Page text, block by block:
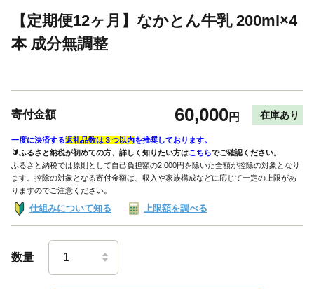
【定期便12ヶ月】なかとん牛乳 200ml×4
本 成分無調整
寄付金額 60,000円 在庫あり
一度に決済する返礼品数は３つ以内を推奨しております。
🔰ふるさと納税が初めての方、詳しく知りたい方はこちらでご確認ください。
ふるさと納税では原則として自己負担額の2,000円を除いた全額が控除の対象となり
ます。控除の対象となる寄付金額は、収入や家族構成などに応じて一定の上限があ
りますのでご注意ください。
仕組みについて知る 上限額を調べる
数量